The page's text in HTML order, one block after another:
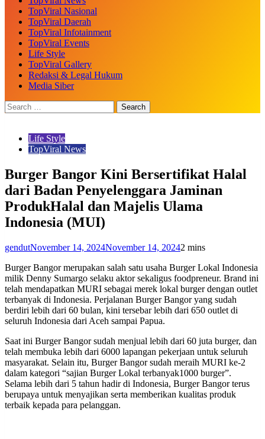
TopViral Nasional
TopViral Daerah
TopViral Infotainment
TopViral Events
Life Style
TopViral Gallery
Redaksi & Legal Hukum
Media Siber
Life Style
TopViral News
Burger Bangor Kini Bersertifikat Halal
dari Badan Penyelenggara Jaminan
ProdukHalal dan Majelis Ulama
Indonesia (MUI)
gendutNovember 14, 2024November 14, 20242 mins
Burger Bangor merupakan salah satu usaha Burger Lokal Indonesia
milik Denny Sumargo selaku aktor sekaligus foodpreneur. Brand ini
telah mendapatkan MURI sebagai merek lokal burger dengan outlet
terbanyak di Indonesia. Perjalanan Burger Bangor yang sudah
berdiri lebih dari 60 bulan, kini tersebar lebih dari 650 outlet di
seluruh Indonesia dari Aceh sampai Papua.
Saat ini Burger Bangor sudah menjual lebih dari 60 juta burger, dan
telah membuka lebih dari 6000 lapangan pekerjaan untuk seluruh
masyarakat. Selain itu, Burger Bangor sudah meraih MURI ke-2
dalam kategori “sajian Burger Lokal terbanyak1000 burger”.
Selama lebih dari 5 tahun hadir di Indonesia, Burger Bangor terus
berupaya untuk menyajikan serta memberikan kualitas produk
terbaik kepada para pelanggan.